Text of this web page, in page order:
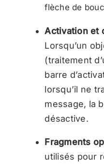
flèche de
Activation et
Lorsqu’un
(traitement
barre
lorsqu’il ne
message, la
désactive.
Fragments
utilisés pour